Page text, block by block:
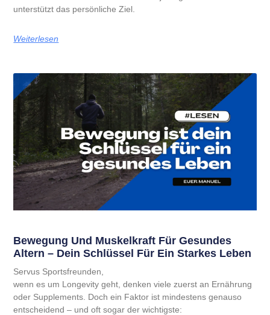
unterstützt das persönliche Ziel.
Weiterlesen
Bewegung Und Muskelkraft Für Gesundes
Altern – Dein Schlüssel Für Ein Starkes Leben
Servus Sportsfreunden,
wenn es um Longevity geht, denken viele zuerst an Ernährung
oder Supplements. Doch ein Faktor ist mindestens genauso
entscheidend – und oft sogar der wichtigste: